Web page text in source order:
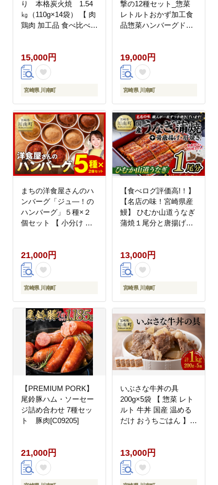
り 本格炭火焼 1.54
㎏（110g×14袋） 【 肉
鶏肉 加工品 食べ比べ
】 [C00802]
15,000円
宮崎県 川南町
撃の12種セット_惣菜
レトルトおかず加工食
品惣菜ハンバーグドリ
19,000円
宮崎県 川南町
まちの洋食屋さんのハ
ンバーグ「ジュ―！の
ハンバーグ」５種×２
個セット 【 小分け お
】[C01202]
21,000円
宮崎県 川南町
【食べログ評価高!！】
【名店の味！宮崎県産
鰻】 ひむか山道うなぎ
蒲焼１尾分と唐揚げ・
】 [B08419]
13,000円
宮崎県 川南町
【PREMIUM PORK】
尾鈴豚ハム・ソーセー
ジ詰め合わせ 7種セッ
ト 豚肉[C09205]
21,000円
いぶさな牛丼の具
200g×5袋 【 惣菜 レト
ルト 牛丼 国産 温める
だけ おうちごはん 】
13,000円